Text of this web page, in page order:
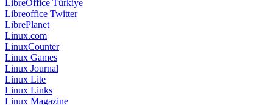
LibreOffice Türkiye
Libreoffice Twitter
LibrePlanet
Linux.com
LinuxCounter
Linux Games
Linux Journal
Linux Lite
Linux Links
Linux Magazine